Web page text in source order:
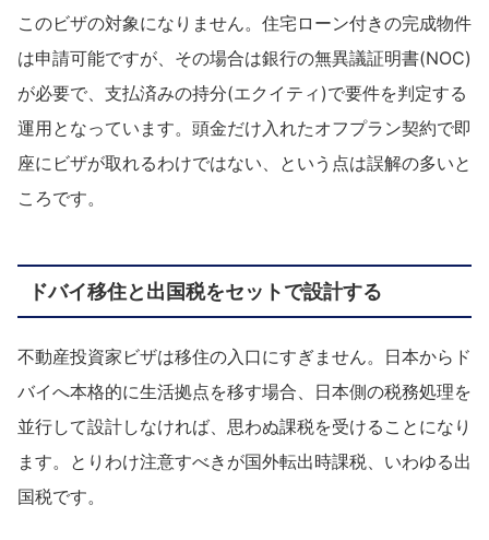
このビザの対象になりません。住宅ローン付きの完成物件
は申請可能ですが、その場合は銀行の無異議証明書(NOC)
が必要で、支払済みの持分(エクイティ)で要件を判定する
運用となっています。頭金だけ入れたオフプラン契約で即
座にビザが取れるわけではない、という点は誤解の多いと
ころです。
ドバイ移住と出国税をセットで設計する
不動産投資家ビザは移住の入口にすぎません。日本からド
バイへ本格的に生活拠点を移す場合、日本側の税務処理を
並行して設計しなければ、思わぬ課税を受けることになり
ます。とりわけ注意すべきが国外転出時課税、いわゆる出
国税です。